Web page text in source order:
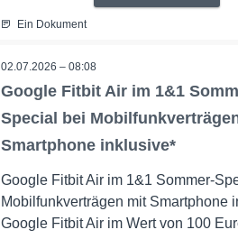
Ein Dokument
02.07.2026 – 08:08
Google Fitbit Air im 1&1
Special bei
Smartphone inklusive*
Google Fitbit Air im 1&1 Sommer-
Mobilfunkverträgen mit Smartphone
Google Fitbit Air im Wert von 100